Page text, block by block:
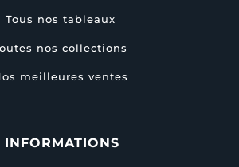
Tous nos tableaux
nos collections
meilleures ventes
INFORMATIONS